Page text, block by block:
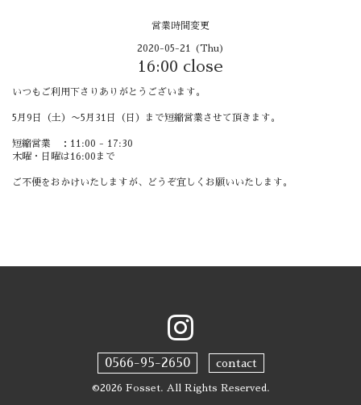
営業時間変更
2020-05-21 (Thu)
16:00 close
いつもご利用下さりありがとうございます。
5月9日（土）〜5月31日（日）まで短縮営業させて頂きます。
短縮営業 ：11:00 - 17:30
木曜・日曜は16:00まで
ご不便をおかけいたしますが、どうぞ宜しくお願いいたします。
0566-95-2650 contact
©2026 Fosset. All Rights Reserved.